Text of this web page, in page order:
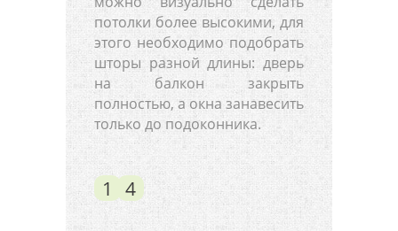
потолки более высокими, для
этого необходимо подобрать
шторы разной длины: дверь
на балкон закрыть
полностью, а окна занавесить
только до подоконника.
1 4